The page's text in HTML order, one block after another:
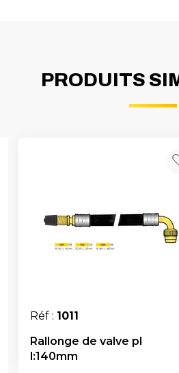
PRODUITS
Réf : 1011
Rallonge de valve pl
l:140mm